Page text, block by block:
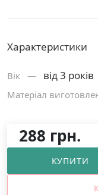
Характеристики
Вік — від 3 років
Матеріал
288 грн.
КУПИТИ